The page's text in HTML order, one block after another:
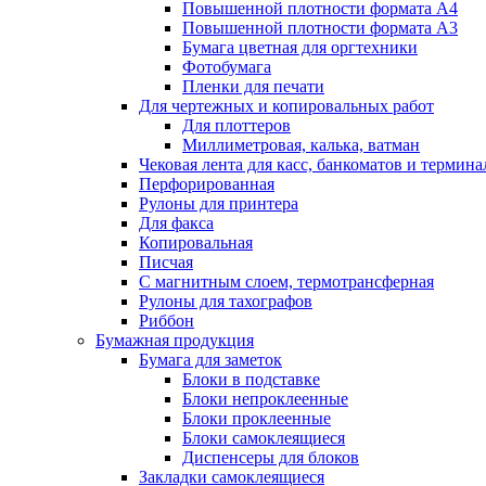
Повышенной плотности формата А4
Повышенной плотности формата А3
Бумага цветная для оргтехники
Фотобумага
Пленки для печати
Для чертежных и копировальных работ
Для плоттеров
Миллиметровая, калька, ватман
Чековая лента для касс, банкоматов и
Перфорированная
Рулоны для принтера
Для факса
Копировальная
Писчая
С магнитным слоем, термотрансферная
Рулоны для тахографов
Риббон
Бумажная продукция
Бумага для заметок
Блоки в подставке
Блоки непроклеенные
Блоки проклеенные
Блоки самоклеящиеся
Диспенсеры для блоков
Закладки самоклеящиеся